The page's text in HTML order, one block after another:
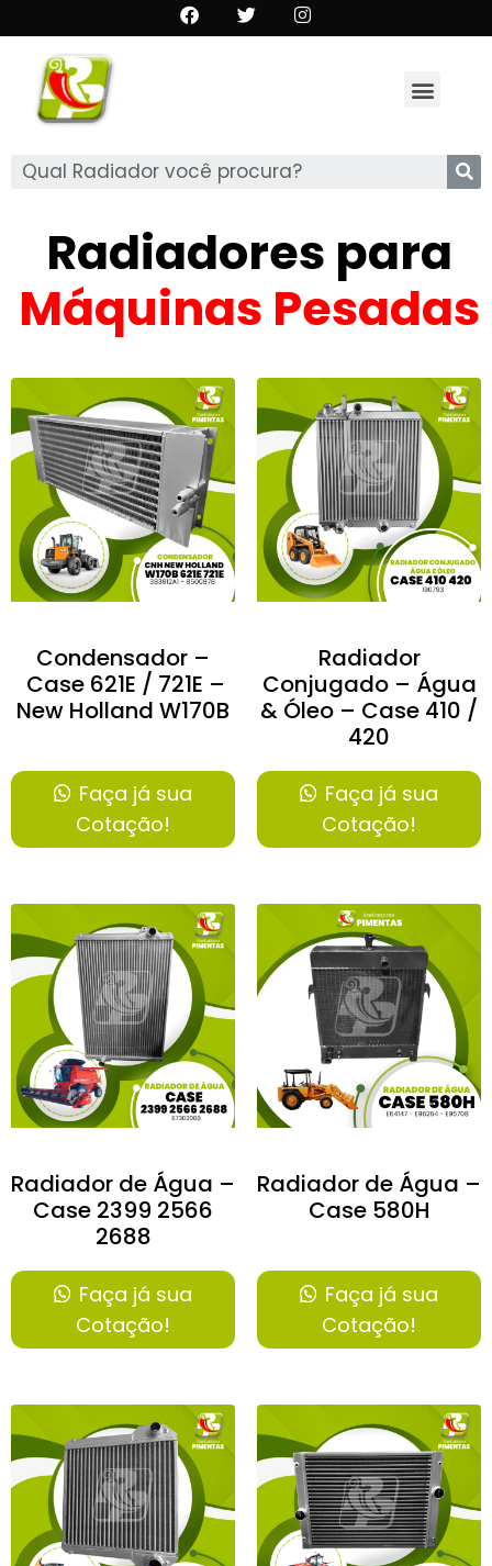
Radiadores para
Máquinas Pesadas
Condensador –
Case 621E / 721E –
New Holland W170B
Faça já sua
Cotação!
Radiador
Conjugado – Água
& Óleo – Case 410 /
420
Faça já sua
Cotação!
Radiador de Água –
Case 2399 2566
2688
Faça já sua
Cotação!
Radiador de Água –
Case 580H
Faça já sua
Cotação!